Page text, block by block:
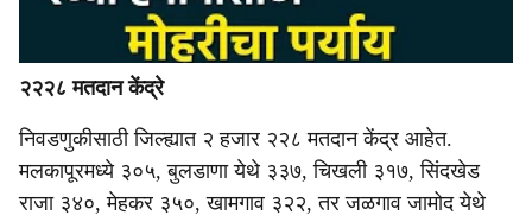
२२२८ मतदान केंद्रे
निवडणुकीसाठी जिल्ह्यात २ हजार २२८ मतदान केंद्र आहेत.
मलकापूरमध्ये ३०५, बुलडाणा येथे ३३७, चिखली ३१७, सिंदखेड
राजा ३४०, मेहकर ३५०, खामगाव ३२२, तर जळगाव जामोद येथे